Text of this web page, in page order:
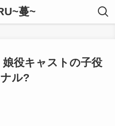
蔓~
娘役キャストの子役
ル?